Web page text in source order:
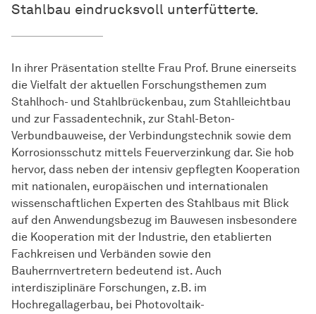
Stahlbau eindrucksvoll unterfütterte.
In ihrer Präsentation stellte Frau Prof. Brune einerseits
die Vielfalt der aktuellen Forschungsthemen zum
Stahlhoch- und Stahlbrückenbau, zum Stahlleichtbau
und zur Fassadentechnik, zur Stahl-Beton-
Verbundbauweise, der Verbindungstechnik sowie dem
Korrosionsschutz mittels Feuerverzinkung dar. Sie hob
hervor, dass neben der intensiv gepflegten Kooperation
mit nationalen, europäischen und internationalen
wissenschaftlichen Experten des Stahlbaus mit Blick
auf den Anwendungsbezug im Bauwesen insbesondere
die Kooperation mit der Industrie, den etablierten
Fachkreisen und Verbänden sowie den
Bauherrnvertretern bedeutend ist. Auch
interdisziplinäre Forschungen, z.B. im
Hochregallagerbau, bei Photovoltaik-